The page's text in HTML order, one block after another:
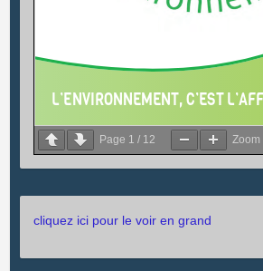
Page 1 / 12 Zoom
cliquez ici pour le voir en grand